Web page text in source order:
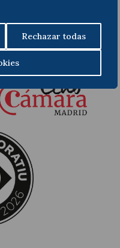
Rechazar todas